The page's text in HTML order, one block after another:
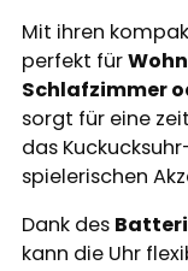
Mit ihren
perfekt für
Schlafzimmer
sorgt für eine
das
spielerischen
Dank des
kann die Uhr